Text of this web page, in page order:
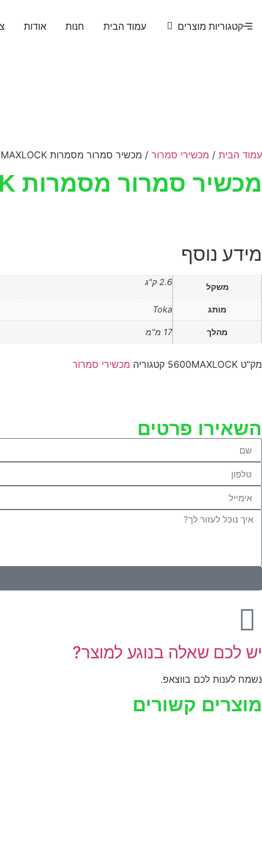
קטגוריות מוצרים עמוד הבית חנות אודות
עמוד הבית / מכשירי סמרור / מכשיר סמרור מסמרות MAXLOCK
מכשיר סמרור מסמרות MAXLOCK
מידע נוסף
משקל 2.6 ק"ג
מותג Toka
מהלך 17 מ"מ
מק"ט 5600MAXLOCK קטגוריה מכשירי סמרור
השאירו פרטים
יש לכם שאלה בנוגע למוצר?
נשמח לענות לכם בווצאפ.
מוצרים קשורים